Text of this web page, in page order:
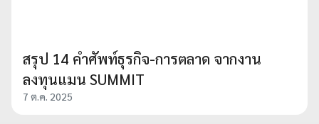
สรุป 14 คำศัพท์ธุรกิจ-การตลาด จากงาน
ลงทุนแมน SUMMIT
7 ต.ค. 2025